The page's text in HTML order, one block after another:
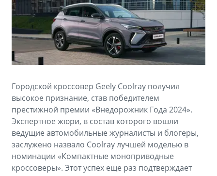
OKAVANGO
от 3 429 990 ₽*
MONJARO
от 4 349 990 ₽*
PREFACE
от 3 079 990 ₽*
GEELY EX5
от 3 769 990 ₽*
Аксессуары
Зарядные устройства
ФИНАНСЫ И УСЛУГИ
Расчет КАСКО
Страхование
GEELY Лизинг
Советы по эксплуатации
Спецпредложения
ПОДДЕРЖКА
Гарантия Geely
Сервисная книжка
Вопросы и ответы
Городской кроссовер Geely Coolray получил
высокое признание, став победителем
престижной премии «Внедорожник Года 2024».
Экспертное жюри, в состав которого вошли
ведущие автомобильные журналисты и блогеры,
заслужено назвало Coolray лучшей моделью в
номинации «Компактные моноприводные
кроссоверы». Этот успех еще раз подтверждает